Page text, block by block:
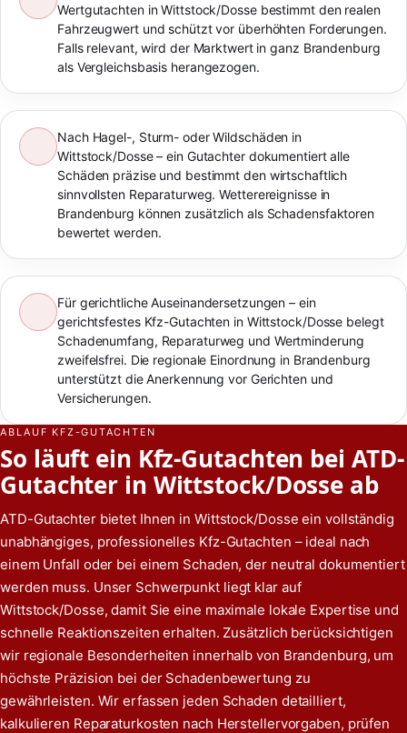
Wertgutachten in Wittstock/Dosse bestimmt den realen
Fahrzeugwert und schützt vor überhöhten Forderungen.
Falls relevant, wird der Marktwert in ganz Brandenburg
als Vergleichsbasis herangezogen.
Nach Hagel-, Sturm- oder Wildschäden in
Wittstock/Dosse – ein Gutachter dokumentiert alle
Schäden präzise und bestimmt den wirtschaftlich
sinnvollsten Reparaturweg. Wetterereignisse in
Brandenburg können zusätzlich als Schadensfaktoren
bewertet werden.
Für gerichtliche Auseinandersetzungen – ein
gerichtsfestes Kfz-Gutachten in Wittstock/Dosse belegt
Schadenumfang, Reparaturweg und Wertminderung
zweifelsfrei. Die regionale Einordnung in Brandenburg
unterstützt die Anerkennung vor Gerichten und
Versicherungen.
ABLAUF KFZ-GUTACHTEN
So läuft ein Kfz-Gutachten bei ATD-
Gutachter in Wittstock/Dosse ab
ATD-Gutachter bietet Ihnen in Wittstock/Dosse ein vollständig
unabhängiges, professionelles Kfz-Gutachten – ideal nach
einem Unfall oder bei einem Schaden, der neutral dokumentiert
werden muss. Unser Schwerpunkt liegt klar auf
Wittstock/Dosse, damit Sie eine maximale lokale Expertise und
schnelle Reaktionszeiten erhalten. Zusätzlich berücksichtigen
wir regionale Besonderheiten innerhalb von Brandenburg, um
höchste Präzision bei der Schadenbewertung zu
gewährleisten. Wir erfassen jeden Schaden detailliert,
kalkulieren Reparaturkosten nach Herstellervorgaben, prüfen